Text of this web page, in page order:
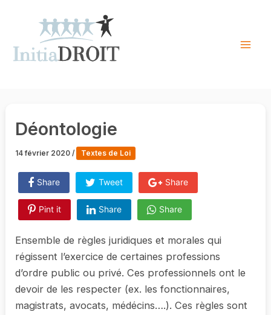
Déontologie
14 février 2020/ Textes de Loi
Share Tweet Share
Pint it Share Share
Ensemble de règles juridiques et morales qui
régissent l’exercice de certaines professions
d’ordre public ou privé. Ces professionnels ont le
devoir de les respecter (ex. les fonctionnaires,
magistrats, avocats, médécins….). Ces règles sont